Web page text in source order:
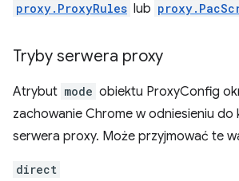
proxy.ProxyRules lub
Tryby serwera proxy
Atrybut mode obiektu ProxyConfig
zachowanie Chrome w odniesieniu do
serwera proxy. Może przyjmować te
direct